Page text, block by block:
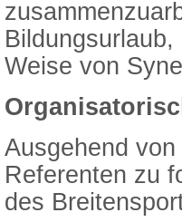
Weise von
Ausgehend
Referenten zu
des